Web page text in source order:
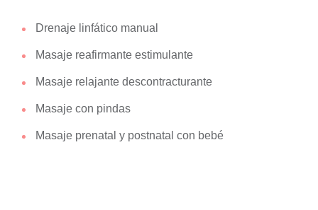
Drenaje linfático manual
Masaje reafirmante estimulante
Masaje relajante descontracturante
Masaje con pindas
Masaje prenatal y postnatal con bebé